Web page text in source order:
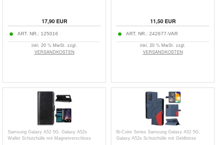
17,90EUR
ART. NR.: 125016
inkl. 20 % MwSt. zzgl.
VERSANDKOSTEN
11,50EUR
ART. NR.: 242677-VAR
inkl. 20 % MwSt. zzgl.
VERSANDKOSTEN
Samsung Galaxy A52 5G, Galaxy A52s
Wallet Schutzhülle mit Magnetverschluss
Bi-Color Series Samsung Galaxy A52 5G,
Galaxy A52s Schutzhülle mit Geldbörse